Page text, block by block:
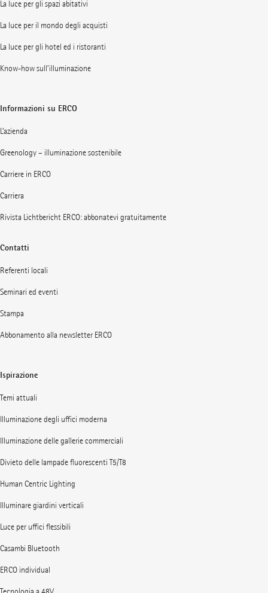
La luce per gli spazi abitativi
La luce per il mondo degli acquisti
La luce per gli hotel ed i ristoranti
Know-how sull’illuminazione
Informazioni su ERCO
L’azienda
Greenology – illuminazione sostenibile
Carriere in ERCO
Carriera
Rivista Lichtbericht ERCO: abbonatevi gratuitamente
Contatti
Referenti locali
Seminari ed eventi
Stampa
Abbonamento alla newsletter ERCO
Ispirazione
Temi attuali
Illuminazione degli uffici moderna
Illuminazione delle gallerie commerciali
Divieto delle lampade fluorescenti T5/T8
Human Centric Lighting
Illuminare giardini verticali
Luce per uffici flessibili
Casambi Bluetooth
ERCO individual